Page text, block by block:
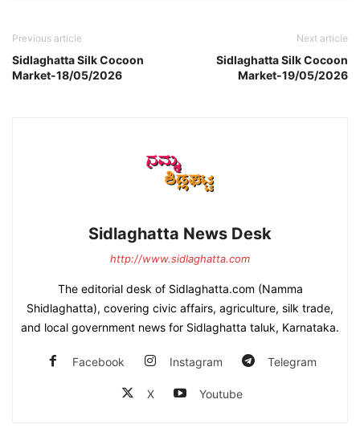
Previous article
Sidlaghatta Silk Cocoon
Market-18/05/2026
Next article
Sidlaghatta Silk Cocoon
Market-19/05/2026
Sidlaghatta News Desk
http://www.sidlaghatta.com
The editorial desk of Sidlaghatta.com (Namma
Shidlaghatta), covering civic affairs, agriculture, silk trade,
and local government news for Sidlaghatta taluk, Karnataka.
Facebook Instagram Telegram
X Youtube